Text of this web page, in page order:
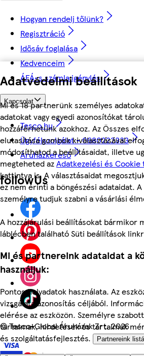
Adatvédelmi beállítások
Mi és 18 partnerünk személyes
adatokat vagy egyedi azonosítókat
hozzáférhetünk azokhoz. Az Összes
elutasítása gombok kiválasztásával
módosíthatod a beállításaidat, illetve
megteheted azAdatkezelési és
kattintva is. A választásaidat
ez nem érinti a böngészési adataidat.
személyre tudjuk szabni a vásárlási
A hozzájárulási beállításokat bármikor
láblécben található Süti beállítások
Mi és partnereink adataidat a
használjuk:
Pontos helyadatok használata. Az
vizsgálata azonosítás céljából.
elérése az eszközön. Személyre
tartalmak, hirdetések és tartalmak
és szolgáltatásfejlesztés.
Partnereink
Hogyan rendelj tőlünk?
Regisztráció
Idősáv foglalása
Kedvenceim
ÁFÁ-s számla igénylés
Kapcsolat
Tesco.hu
Ügyfélszolgálat - 0680222333
Áruházkereső
followUs
©Tesco-Global Áruházak Zrt. 2026